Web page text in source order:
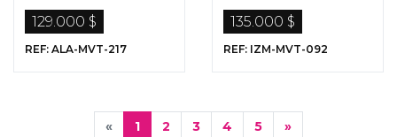
129.000 $
REF: ALA-MVT-217
135.000 $
REF: IZM-MVT-092
« 1 2 3 4 5 »